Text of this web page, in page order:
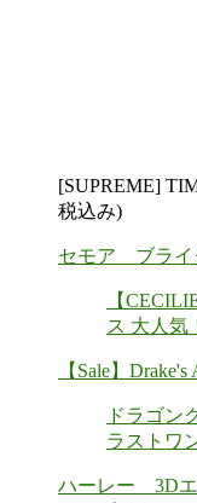
[SUPREME]
税込み)
セモア ブライ
【
ス 大人気
【Sale】
ドラゴ
ラストワ
ハーレー 3D